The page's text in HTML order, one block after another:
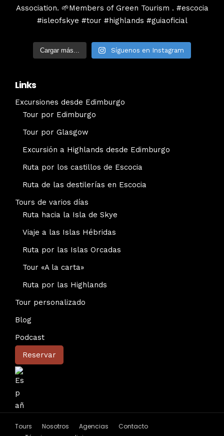
Cargar más... Síguenos en Instagram
Links
Excursiones desde Edimburgo
Tour por Edimburgo
Tour por Glasgow
Excursión a Highlands desde Edimburgo
Ruta por los castillos de Escocia
Ruta de las destilerías en Escocia
Tours de varios días
Ruta hacia la Isla de Skye
Viaje a las Islas Hébridas
Ruta por las Islas Orcadas
Tour «A la carta»
Ruta por las Highlands
Tour personalizado
Blog
Podcast
Reservar
Tours Nosotros Agencias
Contacto